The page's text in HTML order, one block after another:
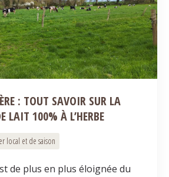
: TOUT SAVOIR SUR LA
LAIT 100% À L’HERBE
local et de saison
de plus en plus éloignée du